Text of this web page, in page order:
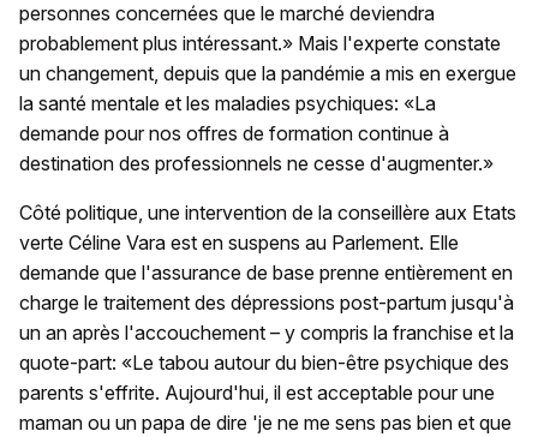
personnes concernées que le marché deviendra
probablement plus intéressant.» Mais l'experte constate
un changement, depuis que la pandémie a mis en exergue
la santé mentale et les maladies psychiques: «La
demande pour nos offres de formation continue à
destination des professionnels ne cesse d'augmenter.»
Côté politique, une intervention de la conseillère aux Etats
verte Céline Vara est en suspens au Parlement. Elle
demande que l'assurance de base prenne entièrement en
charge le traitement des dépressions post-partum jusqu'à
un an après l'accouchement – y compris la franchise et la
quote-part: «Le tabou autour du bien-être psychique des
parents s'effrite. Aujourd'hui, il est acceptable pour une
maman ou un papa de dire 'je ne me sens pas bien et que